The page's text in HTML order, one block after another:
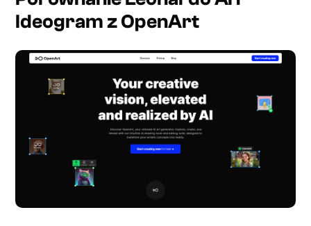
Ideogram z OpenArt